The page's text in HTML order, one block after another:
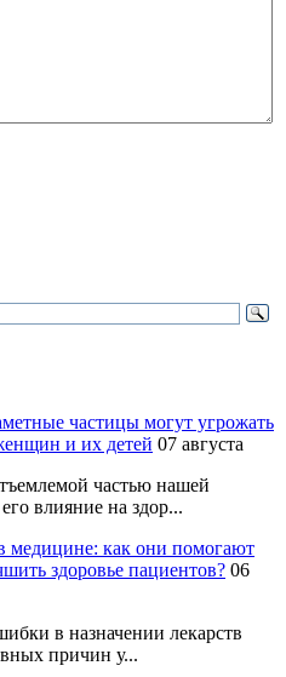
частицы могут угрожать
и их детей 07 августа
частью нашей
влияние на здор...
медицине: как они помогают
здоровье пациентов? 06
в назначении лекарств
причин у...